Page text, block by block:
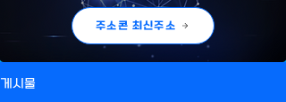
주소콘 최신주소
게시물